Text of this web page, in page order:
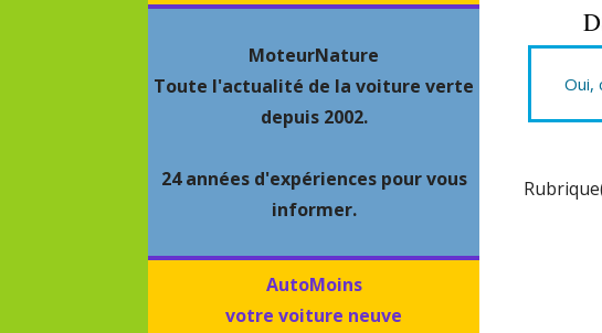
MoteurNature
Toute l'actualité de la voiture verte
depuis 2002.
24 années d'expériences pour vous
informer.
AutoMoins
votre voiture neuve
Oui,